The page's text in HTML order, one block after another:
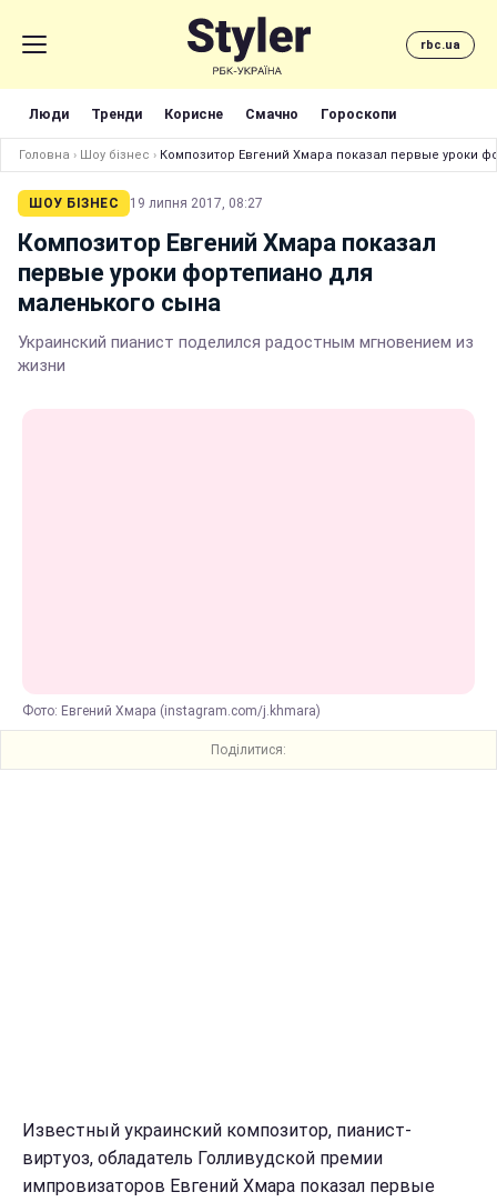
rbc.ua
Люди Тренди Корисне Смачно Гороскопи
Головна › Шоу бізнес › Композитор Евгений Хмара показал первые уроки
ШОУ БІЗНЕС 19 липня 2017, 08:27
Композитор Евгений Хмара показал
первые уроки фортепиано для
маленького сына
Украинский пианист поделился радостным мгновением из
жизни
Фото: Евгений Хмара (instagram.com/j.khmara)
Поділитися:
Известный украинский композитор, пианист-
виртуоз, обладатель Голливудской премии
импровизаторов Евгений Хмара показал первые